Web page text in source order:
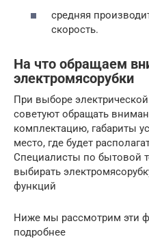
средняя
скорость.
На что обращаем
электромясорубки
При выборе
советуют обращать
комплектацию, габариты
место, где будет
Специалисты по бытовой
выбирать
функций
Ниже мы рассмотрим эти
подробнее